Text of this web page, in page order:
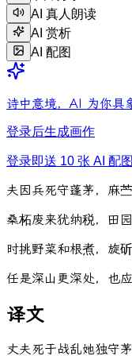
AI 真人朗读
AI 赏析
AI 配图
诗中意境，AI 为你具
登录后生成画作
登录即送 10 张 AI 配图
夫 因兵死守蓬茅 ， 麻苎
桑柘废来犹纳税， 田 园
时挑野菜和根煮， 旋斫
任是深山 更深处， 也应
译文
丈夫死于战乱她独守